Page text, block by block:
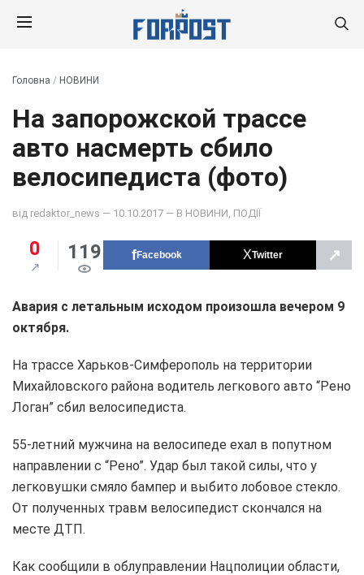
Головна / НОВИНИ
На запорожской трассе
авто насмерть сбило
велосипедиста (фото)
від redaktor_news — 10.10.2017 — В НОВИНИ ПОДІЇ
0 119 Facebook Twitter ↗
Авария с летальным исходом произошла вечером 9
октября.
На трассе Харьков-Симферополь на территории
Михайловского района водитель легкового авто “Рено
Логан” сбил велосипедиста.
55-летний мужчина на велосипеде ехал в попутном
направлении с “Рено”. Удар был такой силы, что у
легковушки смяло бампер и выбито лобовое стекло.
От полученных травм велосипедист скончался на
месте ДТП.
Как сообщили в облуправлении Нацполиции области,